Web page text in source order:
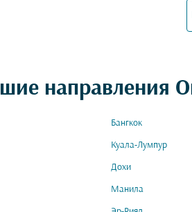
направления
Бангкок
Куала-Лумпур
Дохи
Манила